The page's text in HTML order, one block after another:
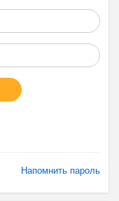
Напомнить пароль